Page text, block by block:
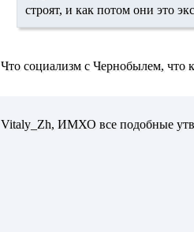
строят, и как потом они это
Что социализм с Чернобылем, что
Vitaly_Zh, ИМХО все подобные